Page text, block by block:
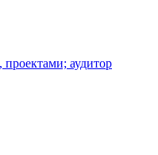
аудитор